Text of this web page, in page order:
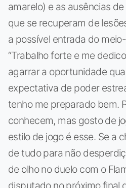
amarelo) e as ausências
que se recuperam de
a possível entrada do
“Trabalho forte e me
agarrar a oportunidade
expectativa de poder
tenho me preparado bem.
conhecem, mas gosto de
estilo de jogo é esse. Se a
de tudo para não
de olho no duelo com o
disputado no próximo final